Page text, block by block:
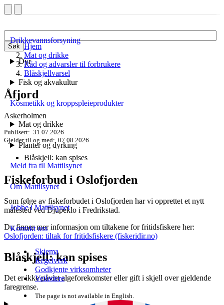
Søk
Drikkevannsforsyning
Dyr
Fisk og akvakultur
Kosmetikk og kroppspleieprodukter
Mat og drikke
Planter og dyrking
Meld fra til Mattilsynet
Om Mattilsynet
Jobbe i Mattilsynet
Kontakt oss
Skjema
Regelverk
Godkjente virksomheter
Veiledere
The page is not available in English.
Hjem
Mat og drikke
Råd og advarsler til forbrukere
Blåskjellvarsel
Åfjord
Askerholmen
Publisert
31.07.2026
Gjelder til og med
07.08.2026
Blåskjell: kan spises
Fiskeforbud i Oslofjorden
Som følge av fiskeforbudet i Oslofjorden har vi opprettet et nytt
målested ved Djupeklo i Fredrikstad.
Du finner mer informasjon om tiltakene for fritidsfiskere her:
Oslofjorden: tiltak for fritidsfiskere (fiskeridir.no)
Blåskjell: kan spises
Det er ikke påvist algeforekomster eller gift i skjell over gjeldende
faregrense.